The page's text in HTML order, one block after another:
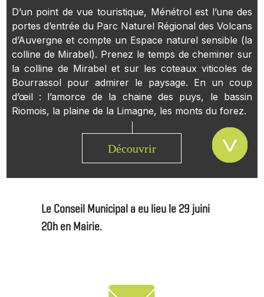
D’un point de vue touristique, Ménétrol est l’une des
portes d’entrée du Parc Naturel Régional des Volcans
d’Auvergne et compte un Espace naturel sensible (la
colline de Mirabel). Prenez le temps de cheminer sur
la colline de Mirabel et sur les coteaux viticoles de
Bourrassol pour admirer le paysage. En un coup
d’œil : l’amorce de la chaine des puys, le bassin
Riomois, la plaine de la Limagne, les monts du forez.
Découvrir
Le Conseil Municipal a eu lieu le 29 juini
20h en Mairie.